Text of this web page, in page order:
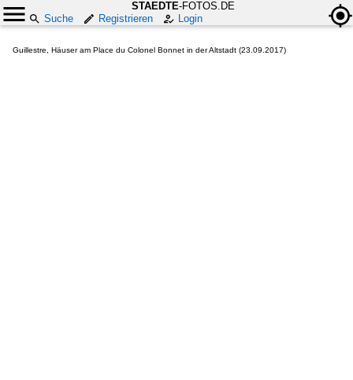
STAEDTE-FOTOS.DE
Suche
Registrieren Login
Guillestre, Häuser am Place du Colonel Bonnet in der Altstadt (23.09.2017)